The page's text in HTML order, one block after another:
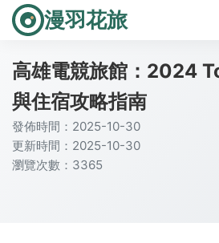
漫羽花旅
高雄電競旅館：2024
與住宿攻略指南
發佈時間：2025-10-30
更新時間：2025-10-30
瀏覽次數：3365